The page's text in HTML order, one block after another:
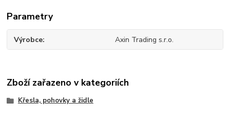
Parametry
Výrobce Axin Trading s.r.o.
Zboží zařazeno v kategoriích
Křesla, pohovky a židle